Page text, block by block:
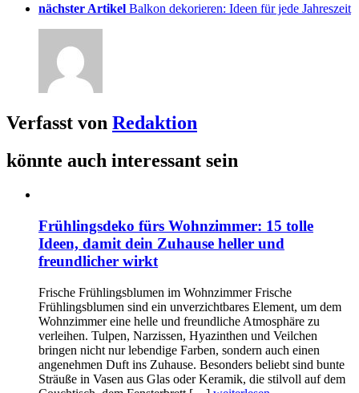
nächster Artikel Balkon dekorieren: Ideen für jede Jahreszeit
Verfasst von Redaktion
könnte auch interessant sein
Frühlingsdeko fürs Wohnzimmer: 15 tolle
Ideen, damit dein Zuhause heller und
freundlicher wirkt
Frische Frühlingsblumen im Wohnzimmer Frische
Frühlingsblumen sind ein unverzichtbares Element, um dem
Wohnzimmer eine helle und freundliche Atmosphäre zu
verleihen. Tulpen, Narzissen, Hyazinthen und Veilchen
bringen nicht nur lebendige Farben, sondern auch einen
angenehmen Duft ins Zuhause. Besonders beliebt sind bunte
Sträuße in Vasen aus Glas oder Keramik, die stilvoll auf dem